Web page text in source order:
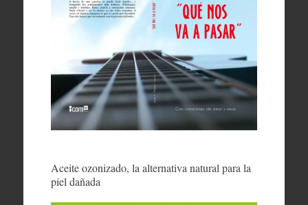
Aceite ozonizado, la alternativa natural para la
piel dañada